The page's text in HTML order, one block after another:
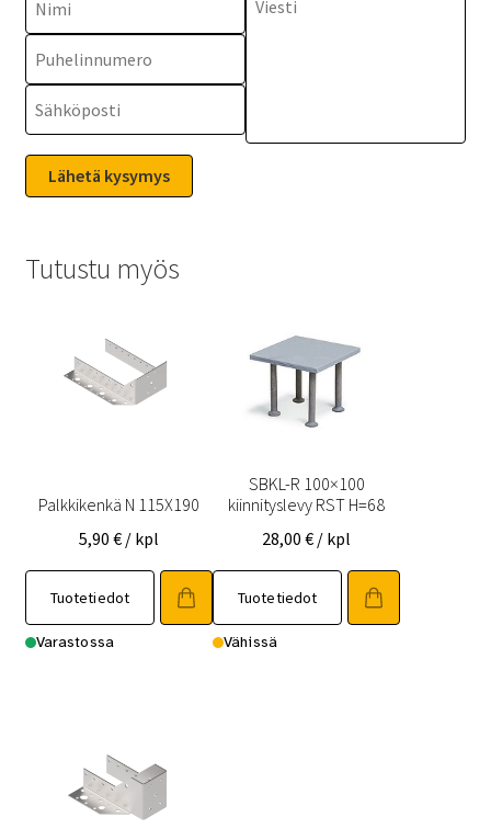
Tutustu myös
Palkkikenkä N 115X190
5,90 € / kpl
Tuotetiedot
Varastossa
SBKL-R 100×100
kiinnityslevy RST H=68
28,00€ / kpl
Tuotetiedot
Vähissä